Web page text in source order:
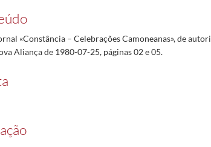
«Constância – Celebrações Camoneanas», de
Aliança de 1980-07-25, páginas 02 e 05.